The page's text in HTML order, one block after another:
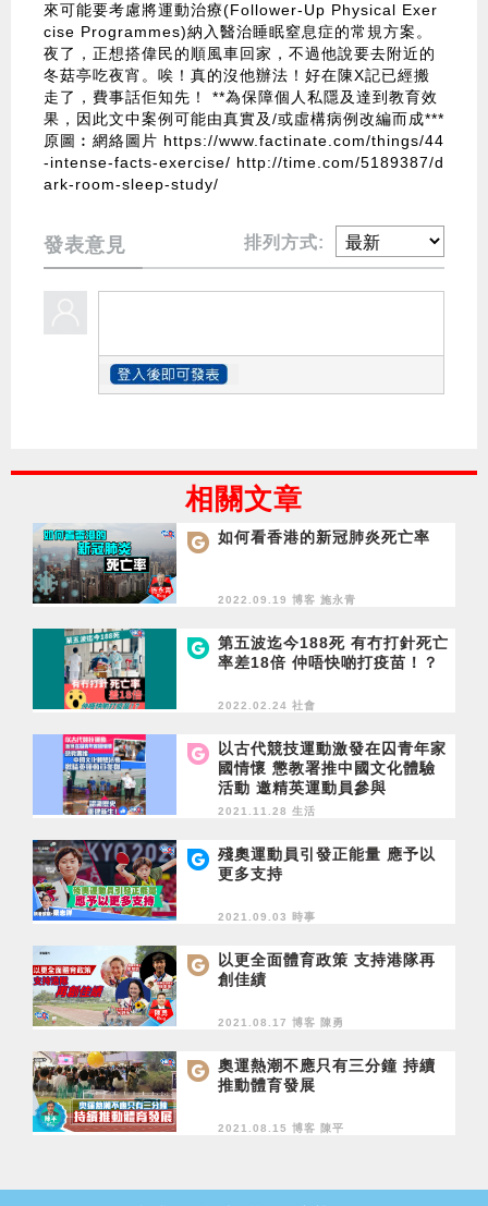
來可能要考慮將運動治療(Follower-Up Physical Exer
cise Programmes)納入醫治睡眠窒息症的常規方案。
夜了，正想搭偉民的順風車回家，不過他說要去附近的
冬菇亭吃夜宵。唉！真的沒他辦法！好在陳X記已經搬
走了，費事話佢知先！ **為保障個人私隱及達到教育效
果，因此文中案例可能由真實及/或虛構病例改編而成***
原圖︰網絡圖片 https://www.factinate.com/things/44
-intense-facts-exercise/ http://time.com/5189387/d
ark-room-sleep-study/
發表意見 排列方式:
相關文章
如何看香港的新冠肺炎死亡率
2022.09.19 博客 施永青
第五波迄今188死 有冇打針死亡
率差18倍 仲唔快啲打疫苗！？
2022.02.24 社會
以古代競技運動激發在囚青年家
國情懷 懲教署推中國文化體驗
活動 邀精英運動員參與
2021.11.28 生活
殘奧運動員引發正能量 應予以
更多支持
2021.09.03 時事
以更全面體育政策 支持港隊再
創佳績
2021.08.17 博客 陳勇
奧運熱潮不應只有三分鐘 持續
推動體育發展
2021.08.15 博客 陳平